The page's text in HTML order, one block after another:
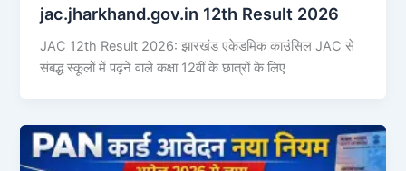
jac.jharkhand.gov.in 12th Result 2026
JAC 12th Result 2026: झारखंड एकेडमिक काउंसिल JAC से
संबद्ध स्कूलों में पढ़ने वाले कक्षा 12वीं के छात्रों के लिए